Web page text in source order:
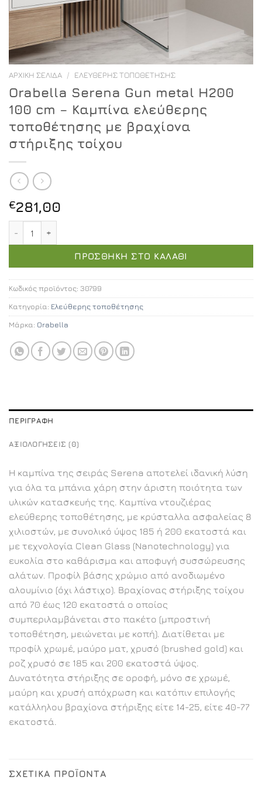
ΑΡΧΙΚΉ ΣΕΛΊΔΑ / ΕΛΕΎΘΕΡΗΣ ΤΟΠΟΘΈΤΗΣΗΣ
Orabella Serena Gun metal H200
100 cm – Καμπίνα ελεύθερης
τοποθέτησης με βραχίονα
στήριξης τοίχου
€281,00
ΠΡΟΣΘΉΚΗ ΣΤΟ ΚΑΛΆΘΙ
Κωδικός προϊόντος: 30799
Κατηγορία: Ελεύθερης τοποθέτησης
Μάρκα: Orabella
ΠΕΡΙΓΡΑΦΉ
ΑΞΙΟΛΟΓΉΣΕΙΣ (0)
Η καμπίνα της σειράς Serena αποτελεί ιδανική λύση
για όλα τα μπάνια χάρη στην άριστη ποιότητα των
υλικών κατασκευής της. Καμπίνα ντουζιέρας
ελεύθερης τοποθέτησης, με κρύσταλλα ασφαλείας 8
χιλιοστών, με συνολικό ύψος 185 ή 200 εκατοστά και
με τεχνολογία Clean Glass (Nanotechnology) για
ευκολία στο καθάρισμα και αποφυγή συσσώρευσης
αλάτων. Προφίλ βάσης χρώμιο από ανοδιωμένο
αλουμίνιο (όχι λάστιχο). Βραχίονας στήριξης τοίχου
από 70 έως 120 εκατοστά ο οποίος
συμπεριλαμβάνεται στο πακέτο (μπροστινή
τοποθέτηση, μειώνεται με κοπή). Διατίθεται με
προφίλ χρωμέ, μαύρο ματ, χρυσό (brushed gold) και
ροζ χρυσό σε 185 και 200 εκατοστά ύψος.
Δυνατότητα στήριξης σε οροφή, μόνο σε χρωμέ,
μαύρη και χρυσή απόχρωση και κατόπιν επιλογής
κατάλληλου βραχίονα στήριξης είτε 14-25, είτε 40-77
εκατοστά.
ΣΧΕΤΙΚΆ ΠΡΟΪΌΝΤΑ